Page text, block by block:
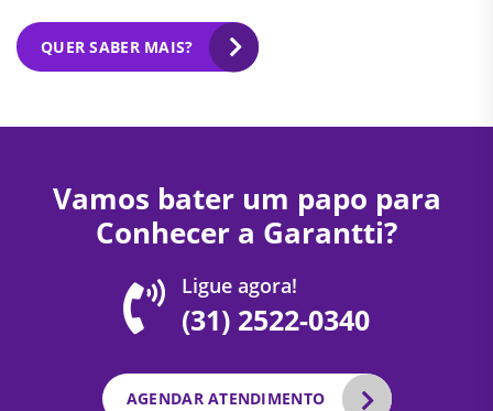
QUER SABER MAIS?
Vamos bater um papo para
Conhecer a Garantti?
Ligue agora!
(31) 2522-0340
AGENDAR ATENDIMENTO